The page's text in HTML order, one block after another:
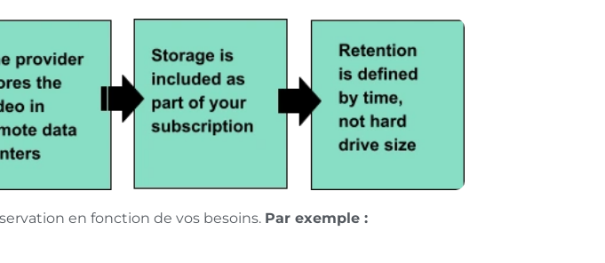
en fonction de vos besoins. Par exemple :